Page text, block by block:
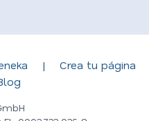
|
Crea tu página